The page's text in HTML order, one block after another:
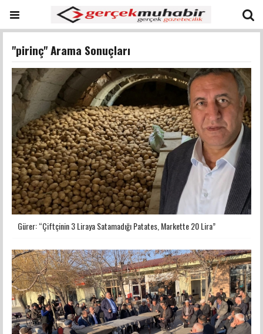
"pirinç" Arama Sonuçları
Gürer: “Çiftçinin 3 Liraya Satamadığı Patates, Markette 20 Lira”